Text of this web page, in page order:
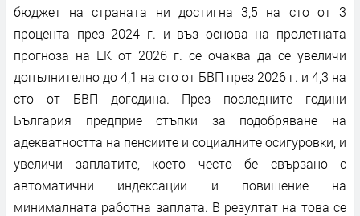
бюджет на страната ни достигна 3,5 на сто от 3
процента през 2024 г. и въз основа на пролетната
прогноза на ЕК от 2026 г. се очаква да се увеличи
допълнително до 4,1 на сто от БВП през 2026 г. и 4,3 на
сто от БВП догодина. През последните години
България предприе стъпки за подобряване на
адекватността на пенсиите и социалните осигуровки, и
увеличи заплатите, което често бе свързано с
автоматични индексации и повишение на
минималната работна заплата. В резултат на това се